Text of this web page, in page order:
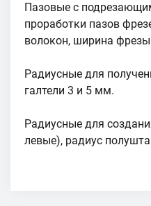
Пазовые с
проработки пазов
волокон, ширина
Радиусные для
галтели 3 и 5 мм.
Радиусные для
левые), радиус